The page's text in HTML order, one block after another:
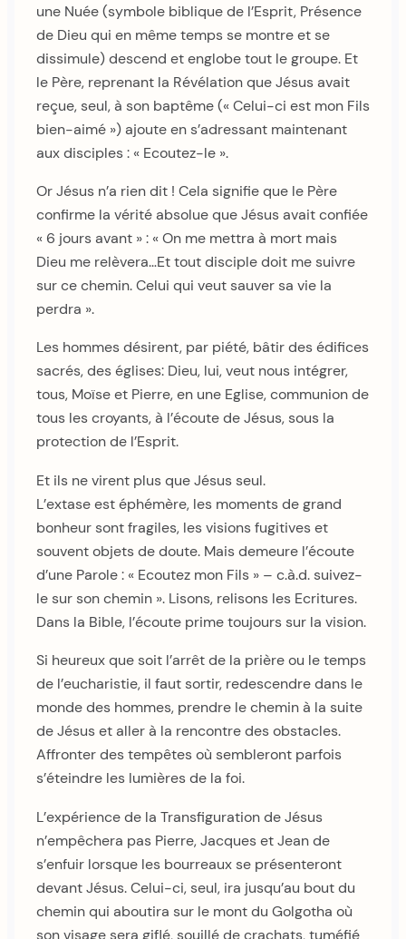
une Nuée (symbole biblique de l’Esprit, Présence
de Dieu qui en même temps se montre et se
dissimule) descend et englobe tout le groupe. Et
le Père, reprenant la Révélation que Jésus avait
reçue, seul, à son baptême (« Celui-ci est mon Fils
bien-aimé ») ajoute en s’adressant maintenant
aux disciples : « Ecoutez-le ».
Or Jésus n’a rien dit ! Cela signifie que le Père
confirme la vérité absolue que Jésus avait confiée
« 6 jours avant » : « On me mettra à mort mais
Dieu me relèvera…Et tout disciple doit me suivre
sur ce chemin. Celui qui veut sauver sa vie la
perdra ».
Les hommes désirent, par piété, bâtir des édifices
sacrés, des églises: Dieu, lui, veut nous intégrer,
tous, Moïse et Pierre, en une Eglise, communion de
tous les croyants, à l’écoute de Jésus, sous la
protection de l’Esprit.
Et ils ne virent plus que Jésus seul.
L’extase est éphémère, les moments de grand
bonheur sont fragiles, les visions fugitives et
souvent objets de doute. Mais demeure l’écoute
d’une Parole : « Ecoutez mon Fils » – c.à.d. suivez-
le sur son chemin ». Lisons, relisons les Ecritures.
Dans la Bible, l’écoute prime toujours sur la vision.
Si heureux que soit l’arrêt de la prière ou le temps
de l’eucharistie, il faut sortir, redescendre dans le
monde des hommes, prendre le chemin à la suite
de Jésus et aller à la rencontre des obstacles.
Affronter des tempêtes où sembleront parfois
s’éteindre les lumières de la foi.
L’expérience de la Transfiguration de Jésus
n’empêchera pas Pierre, Jacques et Jean de
s’enfuir lorsque les bourreaux se présenteront
devant Jésus. Celui-ci, seul, ira jusqu’au bout du
chemin qui aboutira sur le mont du Golgotha où
son visage sera giflé, souillé de crachats, tuméfié